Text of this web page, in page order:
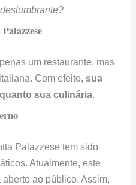
um restaurante, mas
Com efeito,sua
sua culinária.
Palazzese tem sido
Atualmente, este
ao público. Assim,